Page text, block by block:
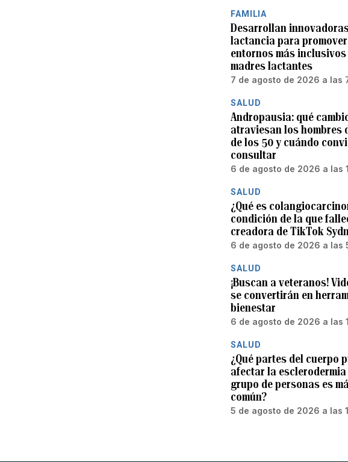
FAMILIA
Desarrollan
lactancia para promover
entornos más
madres lactantes
7 de agosto de 2026 a las
SALUD
Andropausia: qué
atraviesan los hombres
de los 50 y cuándo
consultar
6 de agosto de 2026 a las
SALUD
¿Qué es
condición de la que
creadora de TikTok
6 de agosto de 2026 a las
SALUD
¡Buscan a veteranos!
se convertirán en
bienestar
6 de agosto de 2026 a las
SALUD
¿Qué partes del cuerpo
afectar la esclerodermia
grupo de personas es
común?
5 de agosto de 2026 a las